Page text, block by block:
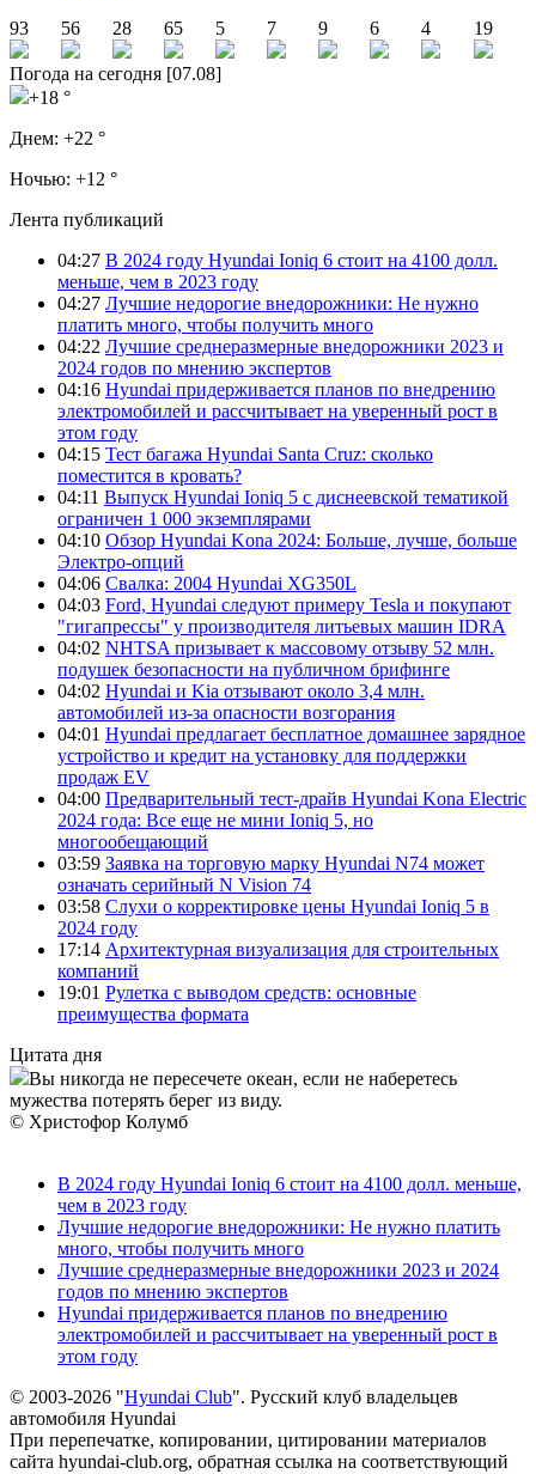
93
56 28 65 5 7 9 6 4 19
Погода на сегодня [07.08]
+18 °
Днем: +22 °
Ночью: +12 °
Лента публикаций
04:27 В 2024 году Hyundai Ioniq 6 стоит на 4100 долл.
меньше, чем в 2023 году
04:27 Лучшие недорогие внедорожники: Не нужно
платить много, чтобы получить много
04:22 Лучшие среднеразмерные внедорожники 2023 и
2024 годов по мнению экспертов
04:16 Hyundai придерживается планов по внедрению
электромобилей и рассчитывает на уверенный рост в
этом году
04:15 Тест багажа Hyundai Santa Cruz: сколько
поместится в кровать?
04:11 Выпуск Hyundai Ioniq 5 с диснеевской тематикой
ограничен 1 000 экземплярами
04:10 Обзор Hyundai Kona 2024: Больше, лучше, больше
Электро-опций
04:06 Свалка: 2004 Hyundai XG350L
04:03 Ford, Hyundai следуют примеру Tesla и покупают
"гигапрессы" у производителя литьевых машин IDRA
04:02 NHTSA призывает к массовому отзыву 52 млн.
подушек безопасности на публичном брифинге
04:02 Hyundai и Kia отзывают около 3,4 млн.
автомобилей из-за опасности возгорания
04:01 Hyundai предлагает бесплатное домашнее зарядное
устройство и кредит на установку для поддержки
продаж EV
04:00 Предварительный тест-драйв Hyundai Kona Electric
2024 года: Все еще не мини Ioniq 5, но
многообещающий
03:59 Заявка на торговую марку Hyundai N74 может
означать серийный N Vision 74
03:58 Слухи о корректировке цены Hyundai Ioniq 5 в
2024 году
17:14 Архитектурная визуализация для строительных
компаний
19:01 Рулетка с выводом средств: основные
преимущества формата
Цитата дня
Вы никогда не пересечете океан, если не наберетесь
мужества потерять берег из виду.
© Христофор Колумб
В 2024 году Hyundai Ioniq 6 стоит на 4100 долл. меньше,
чем в 2023 году
Лучшие недорогие внедорожники: Не нужно платить
много, чтобы получить много
Лучшие среднеразмерные внедорожники 2023 и 2024
годов по мнению экспертов
Hyundai придерживается планов по внедрению
электромобилей и рассчитывает на уверенный рост в
этом году
© 2003-2026 "Hyundai Club". Русский клуб владельцев
автомобиля Hyundai
При перепечатке, копировании, цитировании материалов
сайта hyundai-club.org, обратная ссылка на соответствующий